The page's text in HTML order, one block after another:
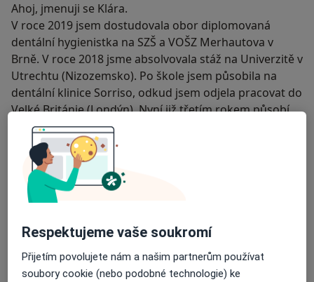
Ahoj, jmenuji se Klára.
V roce 2019 jsem dostudovala obor diplomovaná
dentální hygienistka na SZŠ a VOŠZ Merhautova v
Brně. V roce 2018 jsme absolvovala stáž na Univerzitě v
Utrechtu (Nizozemsko). Po škole jsem působila na
dentální klinice Sorriso, odkud jsem odjela pracovat do
Velké Británie (Londýn). Nyní již třetím rokem působím
na dentální klinice Smileland v centru Brna. Práce
dentální hygienistky mě velmi baví a naplňuje. Ráda
pracuji jak s dospělými pacienty tak s dětmi. Nebojím
se přijímat výzvy - takže pokud se bojíte vy nebo vaše
dítě ošetření, budu ráda když se odhodláte a uvidíme
Těším se, Vaše Klára
VíceO mně
Odborník na:
Dentální hygiena
Hlavní léčená onemocnění
Bruxismus / skřípání zubů
Zánět dásní
Pacienti, které ošetřuji
Respektujeme vaše soukromí
Přijetím povolujete nám a našim partnerům používat
soubory cookie (nebo podobné technologie) ke